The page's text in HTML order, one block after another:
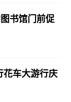
书馆门前促
花车大游行庆